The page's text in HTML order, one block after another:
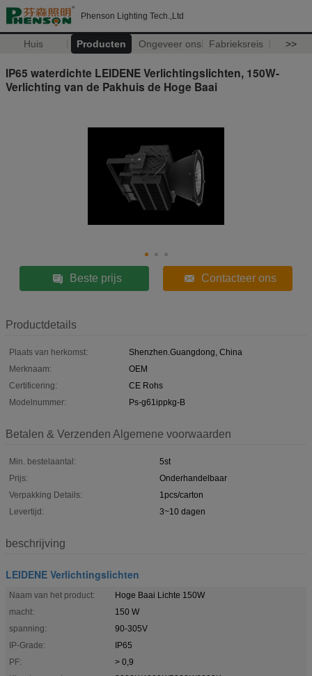
Phenson Lighting Tech.,Ltd
Huis Producten Ongeveer ons Fabrieksreis >>
IP65 waterdichte LEIDENE Verlichtingslichten, 150W-
Verlichting van de Pakhuis de Hoge Baai
Beste prijs Contacteer ons
Productdetails
Plaats van herkomst:
Shenzhen.Guangdong, China
Merknaam:
OEM
Certificering:
CE Rohs
Modelnummer:
Ps-g61ippkg-B
Betalen & Verzenden Algemene voorwaarden
Min. bestelaantal:
5st
Prijs:
Onderhandelbaar
Verpakking Details:
1pcs/carton
Levertijd:
3~10 dagen
beschrijving
LEIDENE Verlichtingslichten
Naam van het product:
Hoge Baai Lichte 150W
macht:
150 W
spanning:
90-305V
IP-Grade:
IP65
PF:
> 0,9